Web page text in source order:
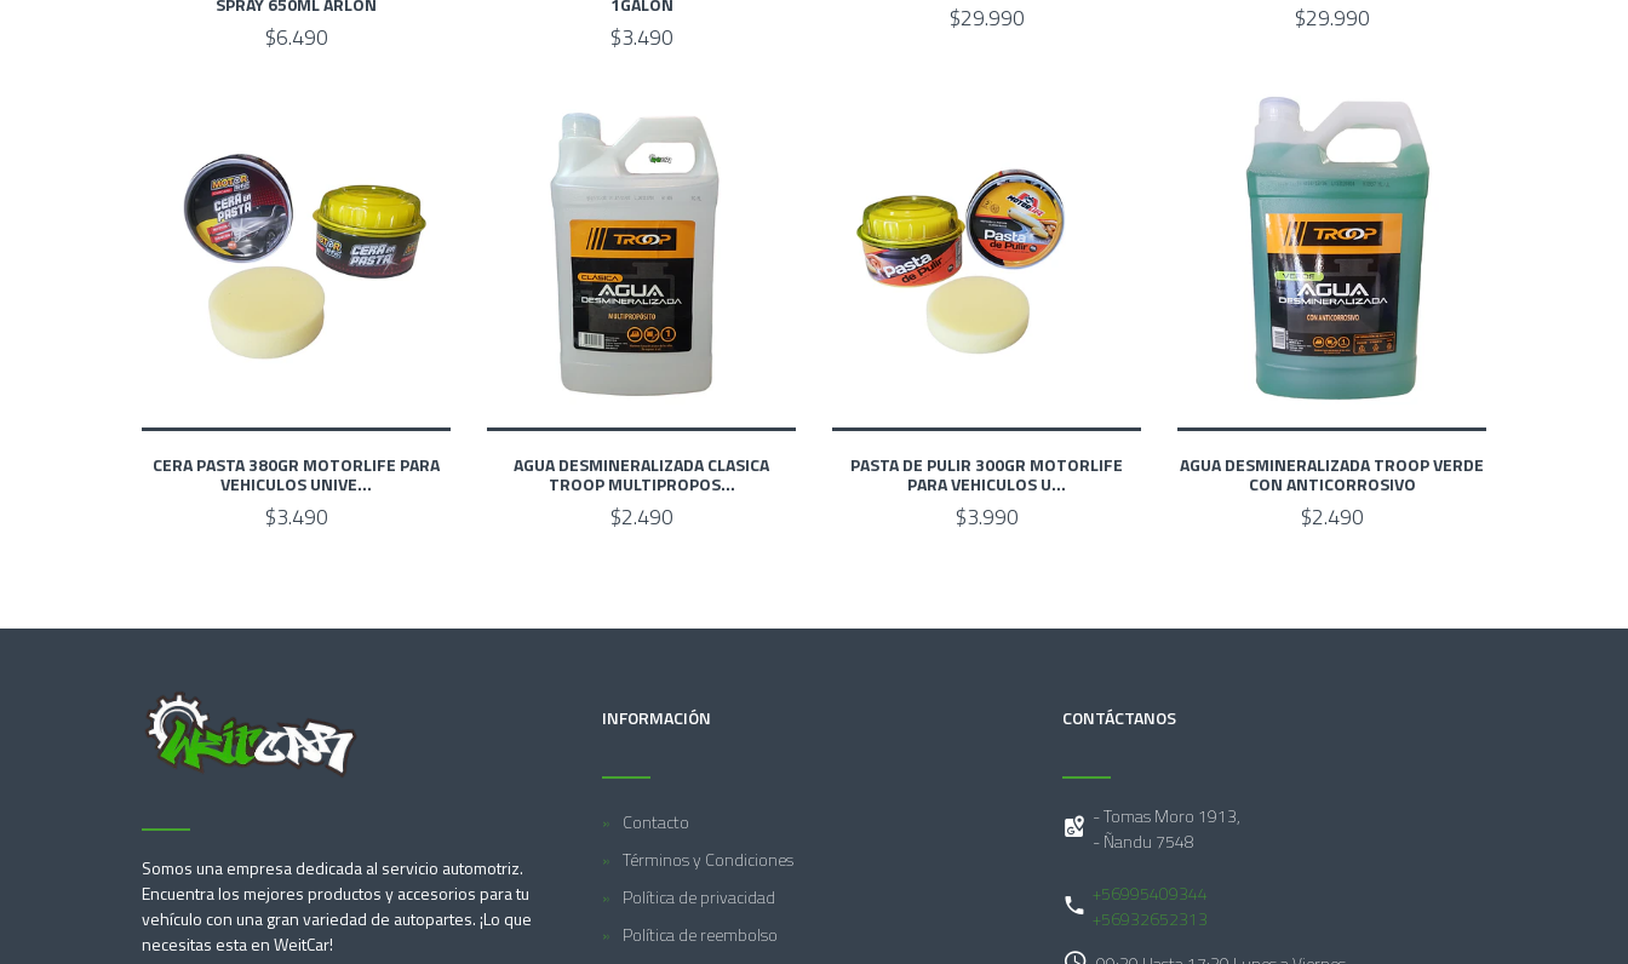
$6.490 $3.490
$29.990 $29.990
CERA PASTA 380GR MOTORLIFE PARA
VEHICULOS UNIVE...
$3.490
AGUA DESMINERALIZADA CLASICA
TROOP MULTIPROPOS...
$2.490
PASTA DE PULIR 300GR MOTORLIFE
PARA VEHICULOS U...
$3.990
AGUA DESMINERALIZADA TROOP VERDE
CON ANTICORROSIVO
$2.490
Somos una empresa dedicada al servicio automotriz.
Encuentra los mejores productos y accesorios para tu
vehículo con una gran variedad de autopartes. ¡Lo que
necesitas esta en WeitCar!
INFORMACIÓN
Contacto
Términos y Condiciones
Política de privacidad
Política de reembolso
CONTÁCTANOS
- Tomas Moro 1913,
- Ñandu 7548
+56995409344
+56932652313